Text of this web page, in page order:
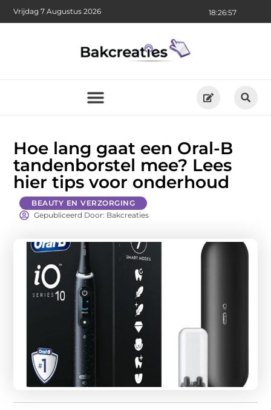
18:26:58
Vrijdag 7 Augustus 2026
Hoe lang gaat een Oral-B
tandenborstel mee? Lees
hier tips voor onderhoud
BEAUTY EN VERZORGING
Gepubliceerd Door: Bakcreaties